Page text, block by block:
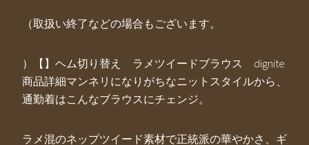
（取扱い終了などの場合もございます。
）【】ヘム切り替え ラメツイードブラウス dignite
商品詳細マンネリになりがちなニットスタイルから、
通勤着はこんなブラウスにチェンジ。
ラメ混のネップツイード素材で正統派の華やかさ、ギ